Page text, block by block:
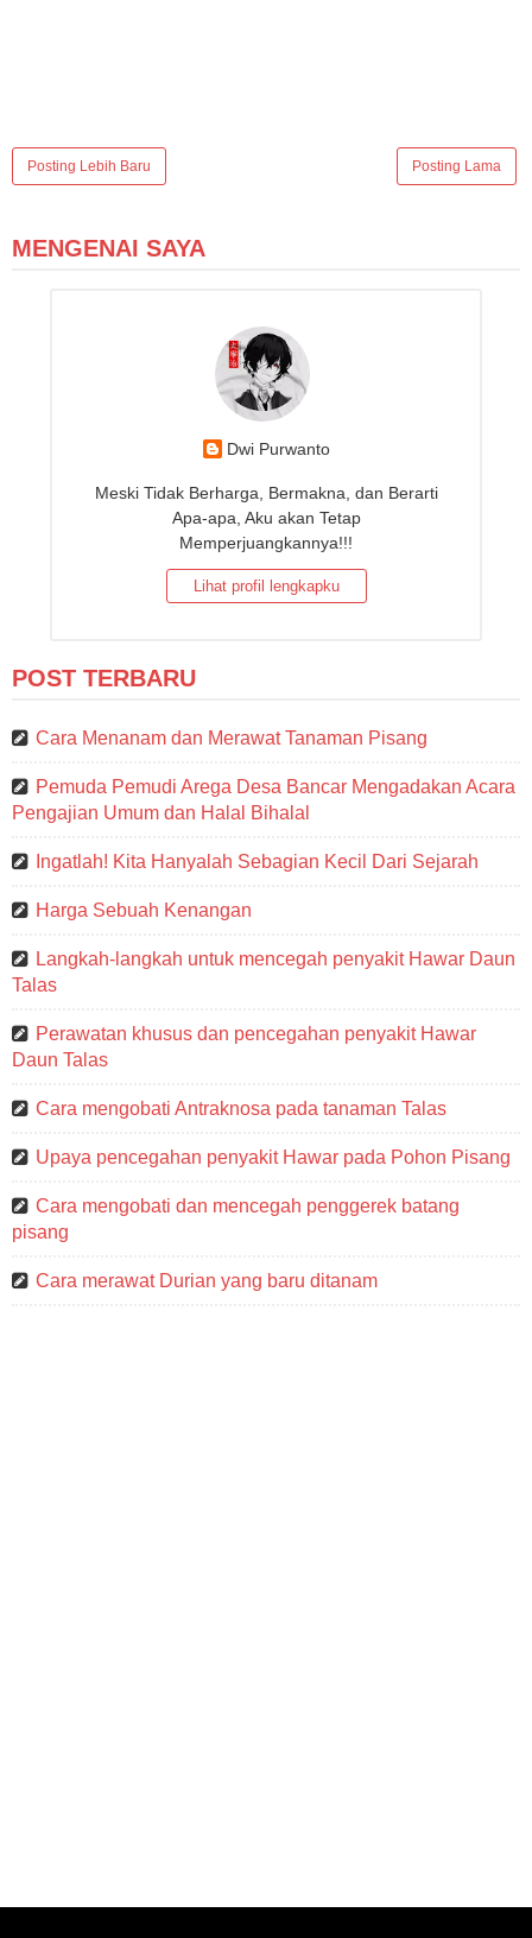
Posting Lebih Baru Posting Lama
MENGENAI SAYA
Dwi Purwanto
Meski Tidak Berharga, Bermakna, dan Berarti
Apa-apa, Aku akan Tetap
Memperjuangkannya!!!
Lihat profil lengkapku
POST TERBARU
Cara Menanam dan Merawat Tanaman Pisang
Pemuda Pemudi Arega Desa Bancar Mengadakan Acara
Pengajian Umum dan Halal Bihalal
Ingatlah! Kita Hanyalah Sebagian Kecil Dari Sejarah
Harga Sebuah Kenangan
Langkah-langkah untuk mencegah penyakit Hawar Daun
Talas
Perawatan khusus dan pencegahan penyakit Hawar
Daun Talas
Cara mengobati Antraknosa pada tanaman Talas
Upaya pencegahan penyakit Hawar pada Pohon Pisang
Cara mengobati dan mencegah penggerek batang
pisang
Cara merawat Durian yang baru ditanam